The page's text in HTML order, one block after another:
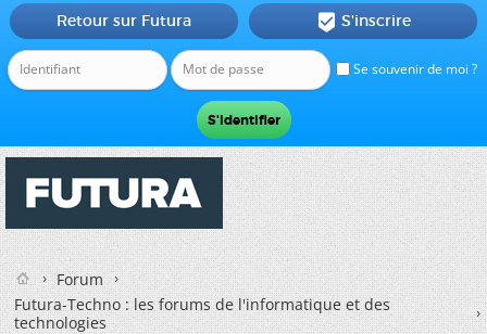
Se souvenir de moi ?
Retour sur Futura  S'inscrire
Forum
Futura-Techno : les forums de l'informatique et des
technologies